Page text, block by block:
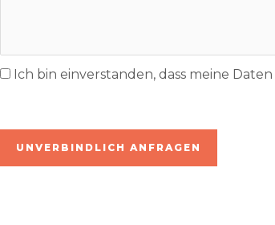
Ich bin einverstanden, dass meine
UNVERBINDLICH ANFRAGEN